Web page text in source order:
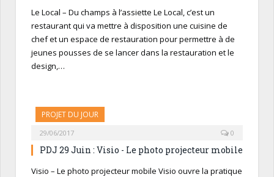
Le Local – Du champs à l’assiette Le Local, c’est un
restaurant qui va mettre à disposition une cuisine de
chef et un espace de restauration pour permettre à de
jeunes pousses de se lancer dans la restauration et le
design,…
PROJET DU JOUR
29/06/2017 0
PDJ 29 Juin : Visio - Le photo projecteur mobile
Visio – Le photo projecteur mobile Visio ouvre la pratique